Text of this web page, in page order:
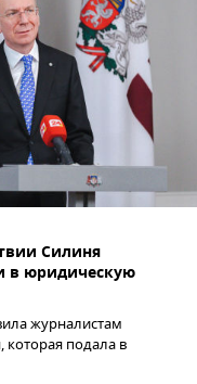
Силиня
в юридическую
журналистам
подала в